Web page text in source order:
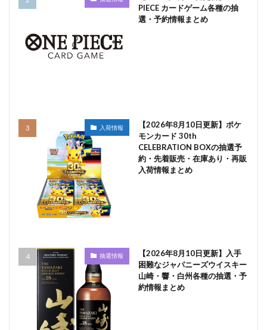
PIECE カードゲーム各種の抽
選・予約情報まとめ
入荷情報
【2026年8月10日更新】ポケ
モンカード 30th
CELEBRATION BOXの抽選予
約・先着販売・在庫あり・再販
入荷情報まとめ
抽選情報
【2026年8月10日更新】入手
困難なジャパニーズウイスキー
山崎・響・白州各種の抽選・予
約情報まとめ